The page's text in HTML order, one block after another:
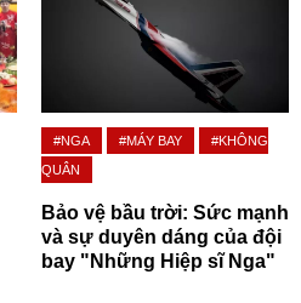
#NGA #MÁY BAY
#KHÔNG
QUÂN
Bảo vệ bầu trời: Sức mạnh
và sự duyên dáng của đội
bay "Những Hiệp sĩ Nga"